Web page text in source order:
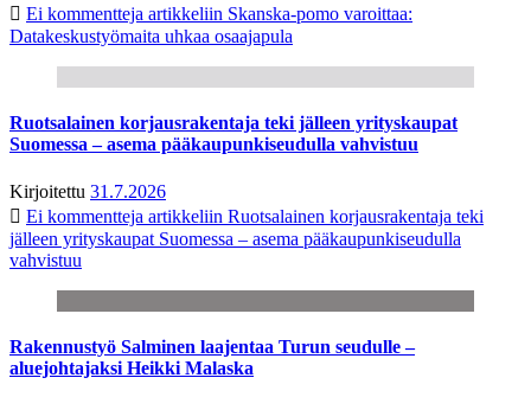
Ei kommentteja artikkeliin Skanska-pomo varoittaa:
Datakeskustyömaita uhkaa osaajapula
Ruotsalainen korjausrakentaja teki jälleen yrityskaupat
Suomessa – asema pääkaupunkiseudulla vahvistuu
Kirjoitettu 31.7.2026
Ei kommentteja artikkeliin Ruotsalainen korjausrakentaja teki
jälleen yrityskaupat Suomessa – asema pääkaupunkiseudulla
vahvistuu
Rakennustyö Salminen laajentaa Turun seudulle –
aluejohtajaksi Heikki Malaska